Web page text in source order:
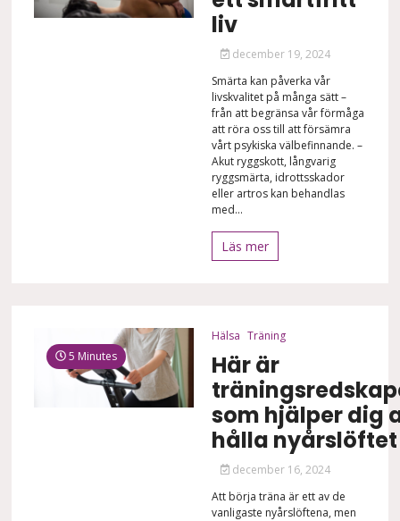
liv
december 19, 2024
Smärta kan påverka vår
livskvalitet på många sätt –
från att begränsa vår förmåga
att röra oss till att försämra
vårt psykiska välbefinnande. –
Akut ryggskott, långvarig
ryggsmärta, idrottsskador
eller artros kan behandlas
med...
Läs mer
5 Minutes
Hälsa Träning
Här är
som hjälper dig
hålla nyårslöftet
december 16, 2024
Att börja träna är ett av de
vanligaste nyårslöftena, men